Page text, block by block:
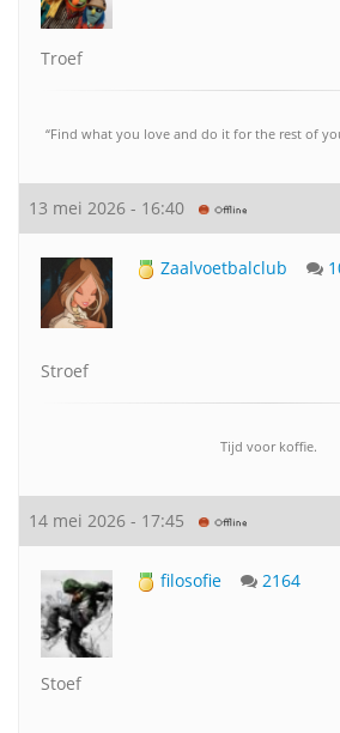
Troef
“Find what you love and do it for the rest of
13 mei 2026 - 16:40
Zaalvoetbalclub
Stroef
Tijd voor koffie.
14 mei 2026 - 17:45
filosofie 2164
Stoef